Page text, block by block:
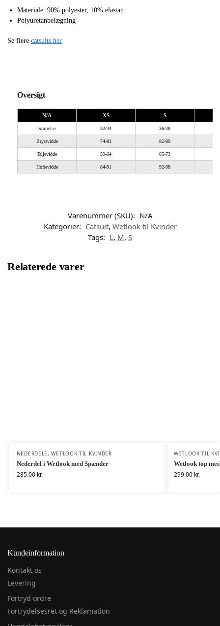
Materiale: 90% polyester, 10% elastan
Polyuretanbelægning
Se flere catsuits her
Oversigt
N/A XS S
Størrelse 32/34 36/38
Brystvidde 74-81 82-89
Taljevidde 59-64 65-73
Hoftevidde 84-91 92-98
Varenummer (SKU): N/A
Kategorier: Catsuit, Wetlook til Kvinder
Tags: L, M, S
Relaterede varer
NEDERDELE,WETLOOK TIL KVINDER
Nederdel i Wetlook med Spænder
285.00 kr.
WETLOOK TIL
Wetlook top
299.00 kr.
Kundeinformation
Kontakt os
Levering
Fortryd ordre
Fortrydelsesret og Reklamation